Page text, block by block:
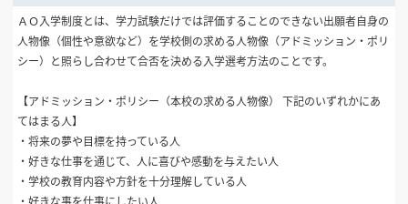
ＡＯ入学制度とは、学力試験だけでは評価することのできない出願者自身の
人物像（個性や意欲など）を学校側の求める人物像（アドミッション・ポリ
シー）と照らし合わせて合否を決める入学選考方法のことです。
【アドミッション・ポリシー（本校の求める人物像） 下記のいずれかにあ
てはまる人】
・将来の夢や目標を持っている人
・好きな仕事を通じて、人に喜びや感動を与えたい人
・学校の教育内容や方針を十分理解している人
・好きな事を仕事にしたい人